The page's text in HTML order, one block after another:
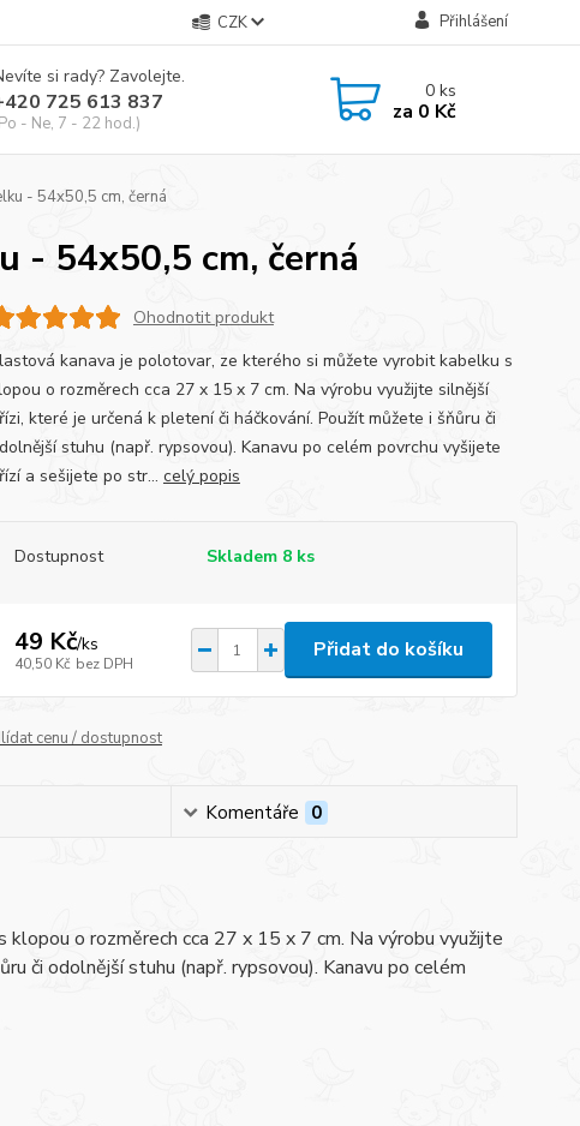
CZK Přihlášení
si rady? Zavolejte.
725 613 837
- Ne, 7 - 22 hod.)
0ks
za 0 Kč
- 54x50,5 cm, černá
- 54x50,5 cm, černá
Ohodnotit produkt
kanava je polotovar, ze kterého si můžete vyrobit kabelku s
o rozměrech cca 27 x 15 x 7 cm. Na výrobu využijte silnější
které je určená k pletení či háčkování. Použít můžete i šňůru či
stuhu (např. rypsovou). Kanavu po celém povrchu vyšijete
a sešijete po str... celý popis
Dostupnost Skladem 8 ks
49 Kč/ks
40,50 Kč bez DPH
Přidat do košíku
cenu / dostupnost
Komentáře 0
o rozměrech cca 27 x 15 x 7 cm. Na výrobu využijte
či odolnější stuhu (např. rypsovou). Kanavu po celém